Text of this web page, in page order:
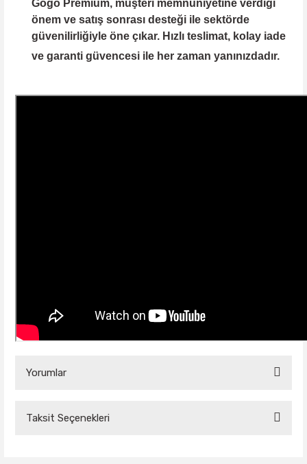
Gogo Premium, müşteri memnuniyetine verdiği
önem ve satış sonrası desteği ile sektörde
güvenilirliğiyle öne çıkar. Hızlı teslimat, kolay iade
ve garanti güvencesi ile her zaman yanınızdadır.
Yorumlar
Taksit Seçenekleri